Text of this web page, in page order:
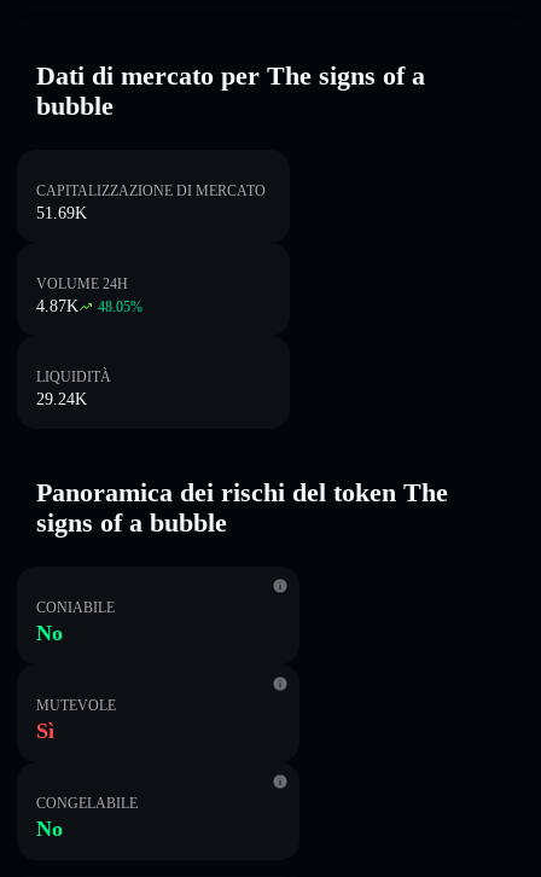
Dati di mercato per The signs of a
bubble
CAPITALIZZAZIONE DI MERCATO
51.69K
VOLUME 24H
4.87K 48.05%
LIQUIDITÀ
29.24K
Panoramica dei rischi del token The
signs of a bubble
CONIABILE
No
MUTEVOLE
Sì
CONGELABILE
No